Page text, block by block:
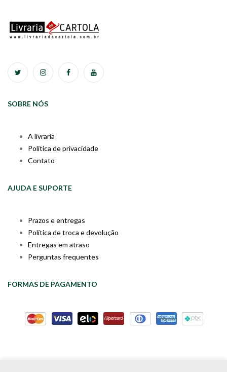
SOBRE NÓS
A livraria
Política de privacidade
Contato
AJUDA E SUPORTE
Prazos e entregas
Política de troca e devolução
Entregas em atraso
Perguntas frequentes
FORMAS DE PAGAMENTO